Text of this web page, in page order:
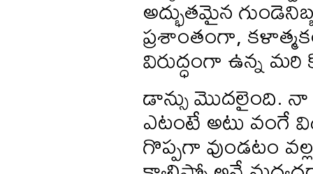
అద్భుతమైన
ప్రశాంతంగా,
విరుద్ధంగా ఉన్న
డాన్సు మొదలైంది. నా
ఎటంటే అటు వంగే
గొప్పగా వుండటం